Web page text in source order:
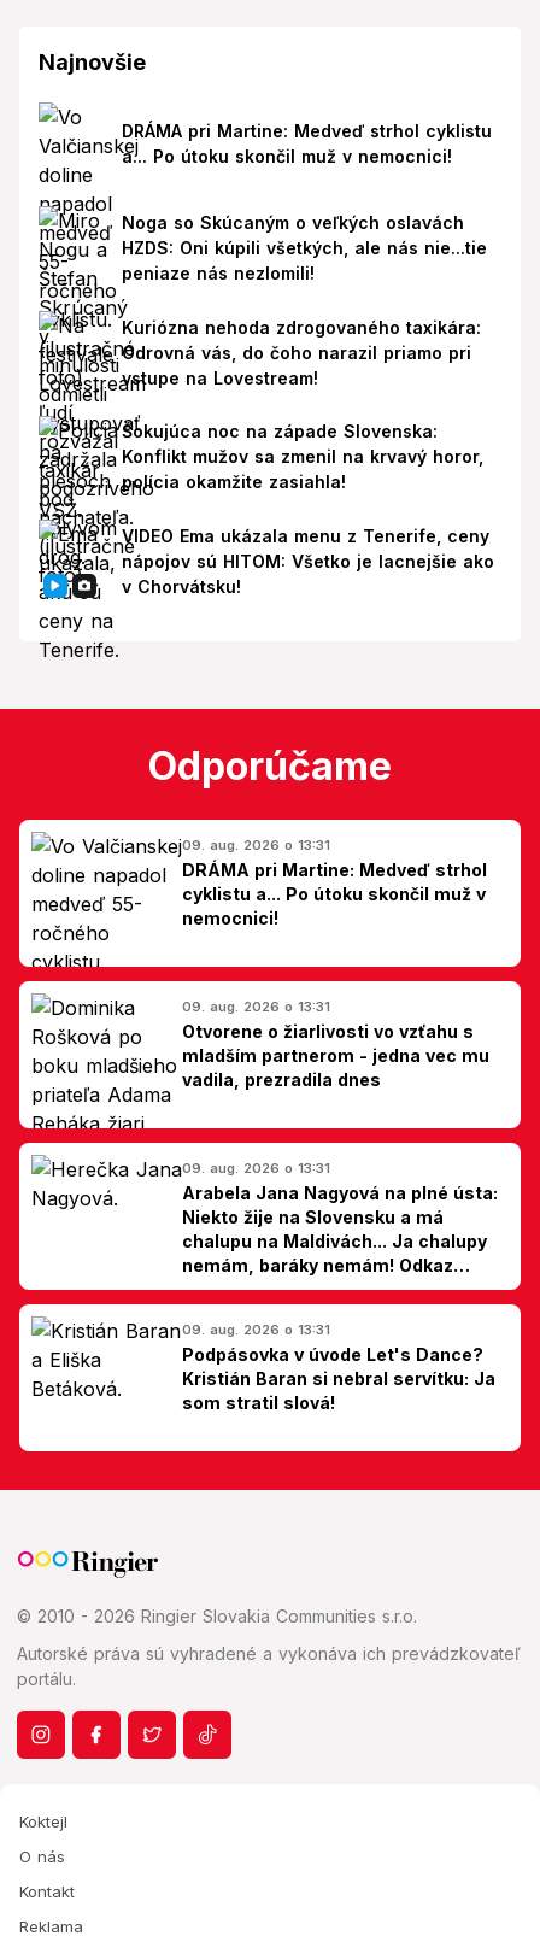
Najnovšie
DRÁMA pri Martine: Medveď strhol cyklistu
a... Po útoku skončil muž v nemocnici!
Noga so Skúcaným o veľkých oslavách
HZDS: Oni kúpili všetkých, ale nás nie...tie
peniaze nás nezlomili!
Kuriózna nehoda zdrogovaného taxikára:
Odrovná vás, do čoho narazil priamo pri
vstupe na Lovestream!
Šokujúca noc na západe Slovenska:
Konflikt mužov sa zmenil na krvavý horor,
polícia okamžite zasiahla!
VIDEO Ema ukázala menu z Tenerife, ceny
nápojov sú HITOM: Všetko je lacnejšie ako
v Chorvátsku!
Odporúčame
09. aug. 2026 o 13:31
DRÁMA pri Martine: Medveď strhol
cyklistu a... Po útoku skončil muž v
nemocnici!
09. aug. 2026 o 13:31
Otvorene o žiarlivosti vo vzťahu s
mladším partnerom - jedna vec mu
vadila, prezradila dnes
09. aug. 2026 o 13:31
Arabela Jana Nagyová na plné ústa:
Niekto žije na Slovensku a má
chalupu na Maldivách... Ja chalupy
nemám, baráky nemám! Odkaz
Slovákom
09. aug. 2026 o 13:31
Podpásovka v úvode Let's Dance?
Kristián Baran si nebral servítku: Ja
som stratil slová!
© 2010 - 2026 Ringier Slovakia Communities s.r.o.
Autorské práva sú vyhradené a vykonáva ich prevádzkovateľ
portálu.
Koktejl
O nás
Kontakt
Reklama